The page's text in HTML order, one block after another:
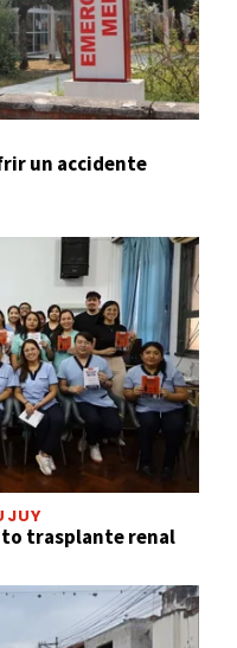
un accidente
trasplante renal